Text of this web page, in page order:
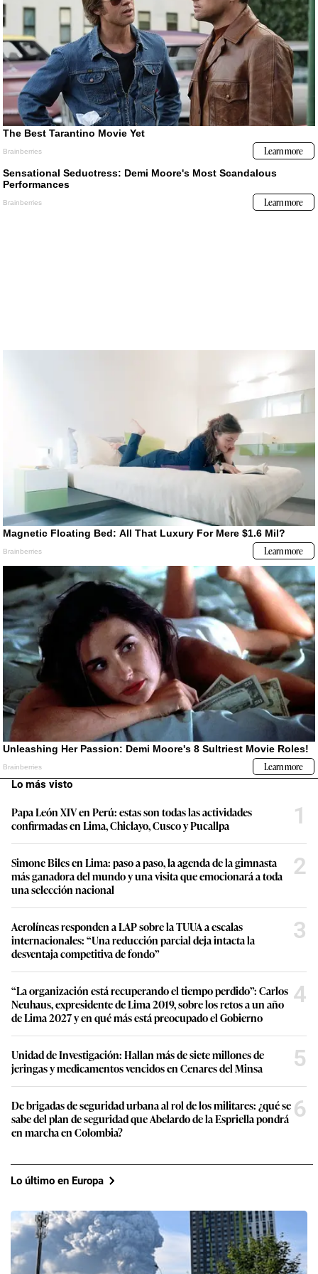
Lo más visto
Papa León XIV en Perú: estas son todas las actividades
confirmadas en Lima, Chiclayo, Cusco y Pucallpa
1
Simone Biles en Lima: paso a paso, la agenda de la gimnasta
más ganadora del mundo y una visita que emocionará a toda
una selección nacional
2
Aerolíneas responden a LAP sobre la TUUA a escalas
internacionales: “Una reducción parcial deja intacta la
desventaja competitiva de fondo”
3
“La organización está recuperando el tiempo perdido”: Carlos
Neuhaus, expresidente de Lima 2019, sobre los retos a un año
de Lima 2027 y en qué más está preocupado el Gobierno
4
Unidad de Investigación: Hallan más de siete millones de
jeringas y medicamentos vencidos en Cenares del Minsa
5
De brigadas de seguridad urbana al rol de los militares: ¿qué se
sabe del plan de seguridad que Abelardo de la Espriella pondrá
en marcha en Colombia?
6
Lo último en Europa